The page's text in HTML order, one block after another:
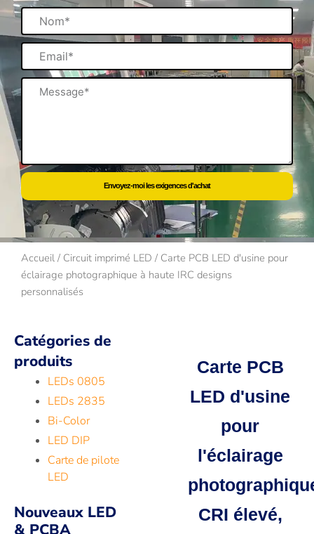
Nom
Email
Message
Envoyez-moi les exigences d'achat
Accueil / Circuit imprimé LED / Carte PCB LED d'usine pour
éclairage photographique à haute IRC designs
personnalisés
Catégories de
produits
LEDs 0805
LEDs 2835
Bi-Color
LED DIP
Carte de pilote
LED
Nouveaux LED
& PCBA
Carte PCB
LED d'usine
pour
l'éclairage
CRI élevé,